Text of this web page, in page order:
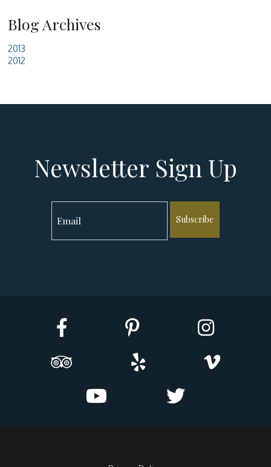
Blog Archives
2013
2012
Newsletter Sign Up
Subscribe